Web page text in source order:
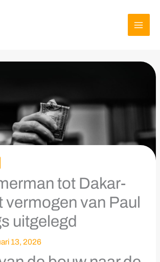
tot Dakar-
vermogen van Paul
uitgelegd
13, 2026